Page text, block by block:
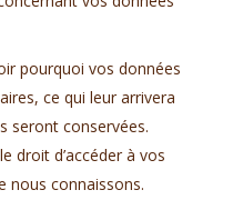
pourquoi vos données
ce qui leur arrivera
seront conservées.
droit d’accéder à vos
nous connaissons.